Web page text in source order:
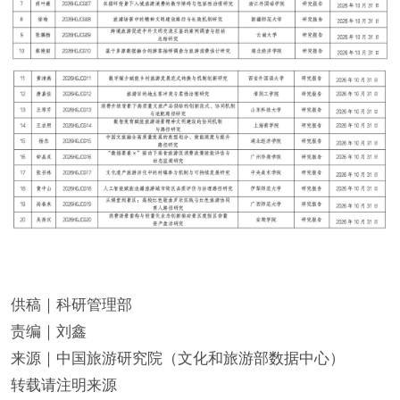
供稿｜科研管理部
责编｜刘鑫
来源｜中国旅游研究院（文化和旅游部数据中心）
转载请注明来源